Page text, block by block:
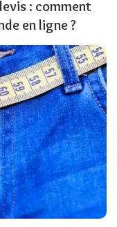
: comment
en ligne ?